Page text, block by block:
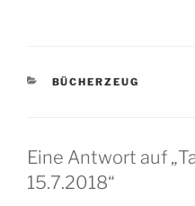
KATEGORIEN
BÜCHERZEUG
Eine Antwort auf
15.7.2018“